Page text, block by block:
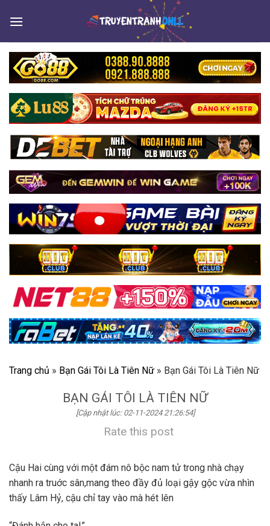
Trang chủ » Bạn Gái Tôi Là Tiên Nữ » Bạn Gái Tôi Là Tiên Nữ
BẠN GÁI TÔI LÀ TIÊN NỮ
[Cập nhật lúc: 02-11-2024 21:26:54]
Rate this post
Cậu Hai cùng với một đám nô bộc nam tử trong nhà chạy
nhanh ra truớc sân,mang theo đầy đủ loại gậy gộc vừa nhìn
thấy Lâm Hỷ, cậu chỉ tay vào mà hét lên